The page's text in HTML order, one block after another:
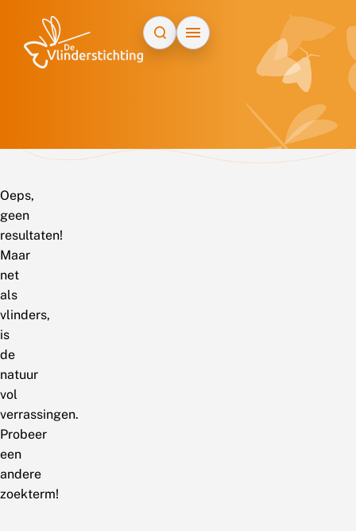
Oeps,
geen
resultaten!
Maar
net
als
vlinders,
is
de
natuur
vol
verrassingen.
Probeer
een
andere
zoekterm!